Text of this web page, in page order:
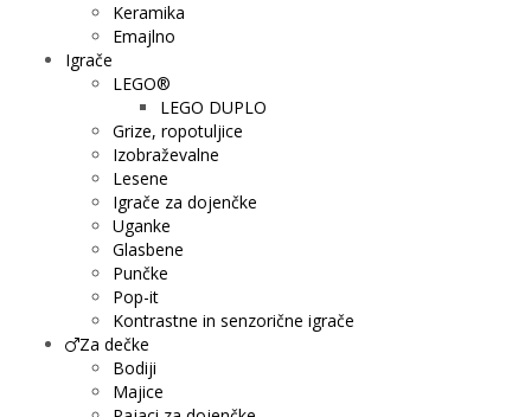
Keramika
Emajlno
Igrače
LEGO®
LEGO DUPLO
Grize, ropotuljice
Izobraževalne
Lesene
Igrače za dojenčke
Uganke
Glasbene
Punčke
Pop-it
Kontrastne in senzorične igrače
Za dečke
Bodiji
Majice